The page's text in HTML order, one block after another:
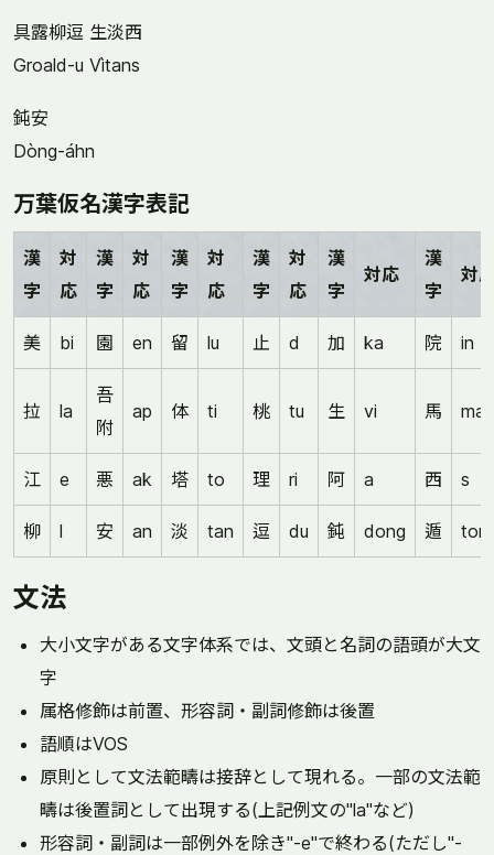
具露柳逗 生淡西
Groald-u Vìtans
鈍安
Dòng-áhn
万葉仮名漢字表記
漢
字
対
応
漢
字
対
応
漢
字
対
応
漢
字
対
応
漢
字
対応
漢
字
対
美 bi 園 en 留 lu 止 d 加 ka 院 in
拉 la
吾
附
ap 体 ti 桃 tu 生 vi 馬 ma
江 e 悪 ak 塔 to 理 ri 阿 a 西 s
柳 l 安 an 淡 tan 逗 du 鈍 dong 遁
文法
大小文字がある文字体系では、文頭と名詞の語頭が大文
字
属格修飾は前置、形容詞・副詞修飾は後置
語順はVOS
原則として文法範疇は接辞として現れる。一部の文法範
疇は後置詞として出現する(上記例文の"la"など)
形容詞・副詞は一部例外を除き"-e"で終わる(ただし"-